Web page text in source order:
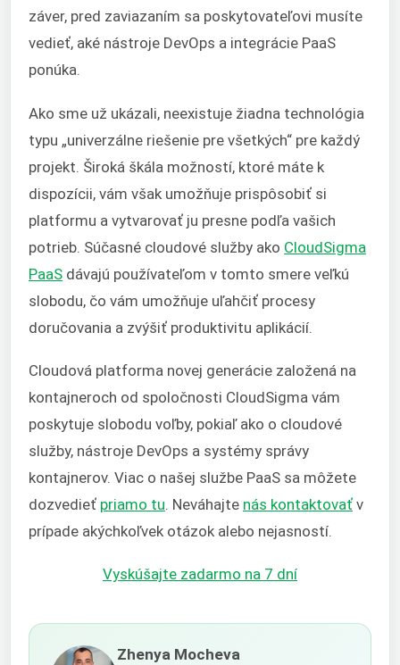
záver, pred zaviazaním sa poskytovateľovi musíte
vedieť, aké nástroje DevOps a integrácie PaaS
ponúka.
Ako sme už ukázali, neexistuje žiadna technológia
typu „univerzálne riešenie pre všetkých“ pre každý
projekt. Široká škála možností, ktoré máte k
dispozícii, vám však umožňuje prispôsobiť si
platformu a vytvarovať ju presne podľa vašich
potrieb. Súčasné cloudové služby ako CloudSigma
PaaS dávajú používateľom v tomto smere veľkú
slobodu, čo vám umožňuje uľahčiť procesy
doručovania a zvýšiť produktivitu aplikácií.
Cloudová platforma novej generácie založená na
kontajneroch od spoločnosti CloudSigma vám
poskytuje slobodu voľby, pokiaľ ako o cloudové
služby, nástroje DevOps a systémy správy
kontajnerov. Viac o našej službe PaaS sa môžete
dozvedieť priamo tu. Neváhajte nás kontaktovať v
prípade akýchkoľvek otázok alebo nejasností.
Vyskúšajte zadarmo na 7 dní
Zhenya Mocheva